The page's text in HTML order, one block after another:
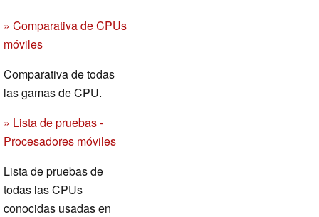
» Comparativa de CPUs
móviles
Comparativa de todas
las gamas de CPU.
» Lista de pruebas -
Procesadores móviles
Lista de pruebas de
todas las CPUs
conocidas usadas en